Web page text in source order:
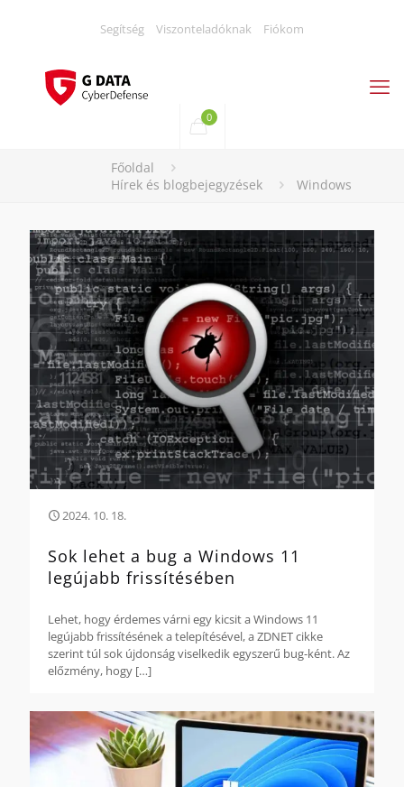
Segítség Viszonteladóknak Fiókom
0
Főoldal
Hírek és blogbejegyzések
Windows
2024. 10. 18.
Sok lehet a bug a Windows 11
legújabb frissítésében
Lehet, hogy érdemes várni egy kicsit a Windows 11
legújabb frissítésének a telepítésével, a ZDNET cikke
szerint túl sok újdonság viselkedik egyszerű bug-ként. Az
előzmény, hogy […]